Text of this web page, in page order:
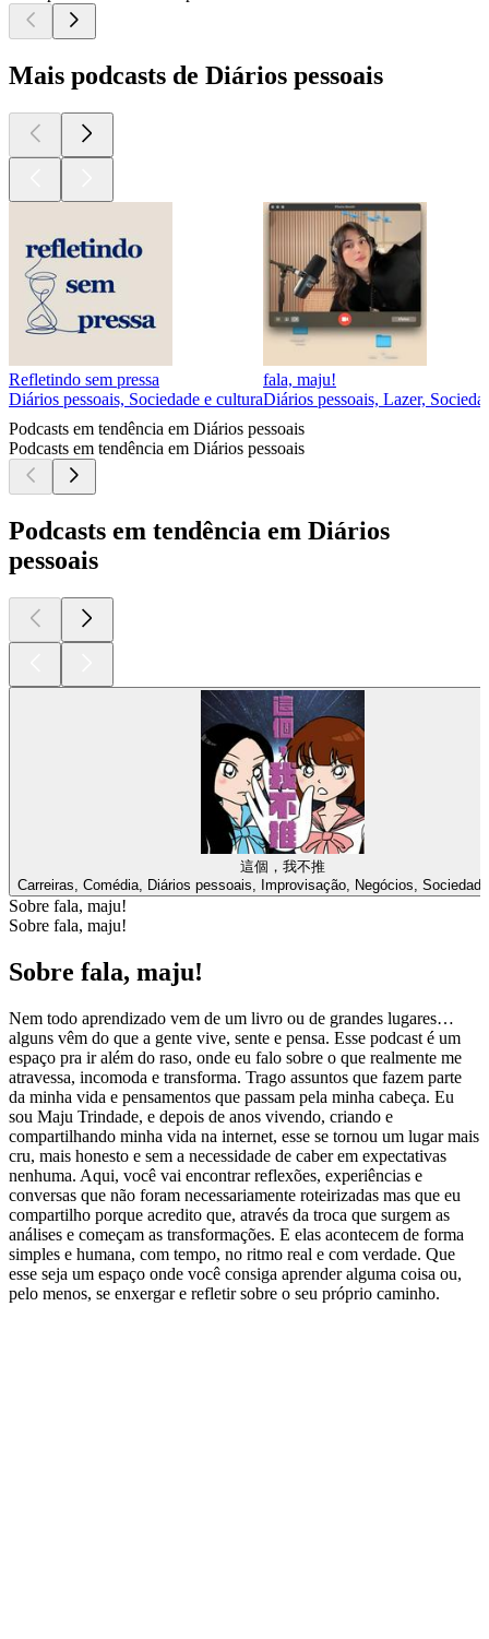
Mais podcasts de Diários pessoais
Refletindo sem pressa
Diários pessoais, Sociedade e cultura
fala, maju!
Diários pessoais, Lazer,
Podcasts em tendência em Diários pessoais
Podcasts em tendência em Diários pessoais
Podcasts em tendência em Diários
pessoais
這個，我不推
Carreiras, Comédia, Diários pessoais, Improvisação, Negócios,
Sobre fala, maju!
Sobre fala, maju!
Sobre fala, maju!
Nem todo aprendizado vem de um livro ou de grandes lugares…
alguns vêm do que a gente vive, sente e pensa. Esse podcast é um
espaço pra ir além do raso, onde eu falo sobre o que realmente me
atravessa, incomoda e transforma. Trago assuntos que fazem parte
da minha vida e pensamentos que passam pela minha cabeça. Eu
sou Maju Trindade, e depois de anos vivendo, criando e
compartilhando minha vida na internet, esse se tornou um lugar mais
cru, mais honesto e sem a necessidade de caber em expectativas
nenhuma. Aqui, você vai encontrar reflexões, experiências e
conversas que não foram necessariamente roteirizadas mas que eu
compartilho porque acredito que, através da troca que surgem as
análises e começam as transformações. E elas acontecem de forma
simples e humana, com tempo, no ritmo real e com verdade. Que
esse seja um espaço onde você consiga aprender alguma coisa ou,
pelo menos, se enxergar e refletir sobre o seu próprio caminho.